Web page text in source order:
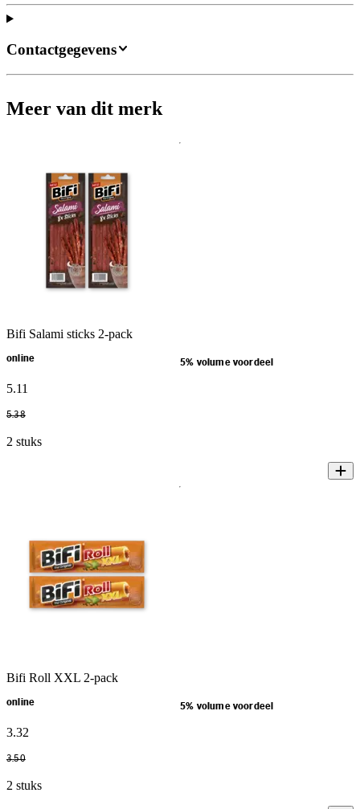
Contactgegevens
Meer van dit merk
Bifi Salami sticks 2-pack
online 5% volume voordeel
5.11
5.38
2 stuks
Bifi Roll XXL 2-pack
online 5% volume voordeel
3.32
3.50
2 stuks